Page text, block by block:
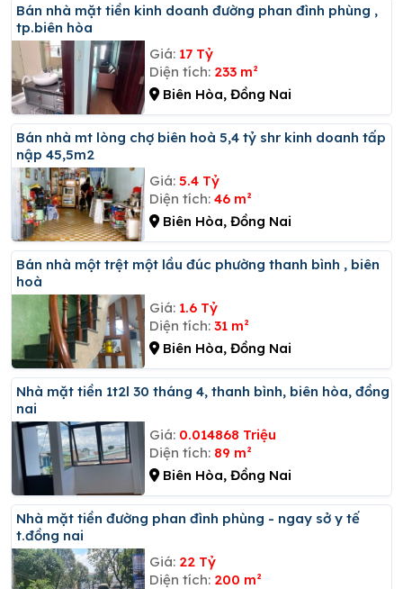
Bán nhà mặt tiền kinh doanh đường phan đình phùng ,
tp.biên hòa
Giá: 17 Tỷ
Diện tích: 233 m²
Biên Hòa, Đồng Nai
Bán nhà mt lòng chợ biên hoà 5,4 tỷ shr kinh doanh tấp
nập 45,5m2
Giá: 5.4 Tỷ
Diện tích: 46 m²
Biên Hòa, Đồng Nai
Bán nhà một trệt một lầu đúc phường thanh bình , biên
hoà
Giá: 1.6 Tỷ
Diện tích: 31 m²
Biên Hòa, Đồng Nai
Nhà mặt tiền 1t2l 30 tháng 4, thanh bình, biên hòa, đồng
nai
Giá: 0.014868 Triệu
Diện tích: 89 m²
Biên Hòa, Đồng Nai
Nhà mặt tiền đường phan đình phùng - ngay sở y tế
t.đồng nai
Giá: 22 Tỷ
Diện tích: 200 m²